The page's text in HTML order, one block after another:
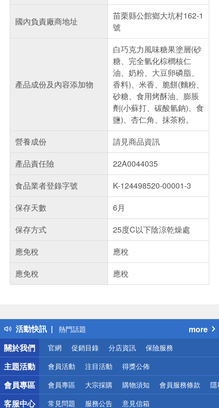
國內負責廠商地址
苗栗縣公館鄉大坑村162-1
號
產品成份及內容添加物
白巧克力風味糖果塗層(砂
糖、完全氫化棕櫚核仁
油、奶粉、大豆卵磷脂、
香料)、米香、脆餅(麵粉、
砂糖、食用烤酥油、膨脹
劑(小蘇打、碳酸氫鈉)、食
鹽)、杏仁角、抹茶粉。
營養成份
請見商品資訊
產品責任險
22A0044035
食品業者登錄字號
K-124498520-00001-3
保存天數
6月
保存方式
25度C以下陰涼乾燥處
應免稅
應稅
應免稅
應稅
活動快訊
得獎公告
熱門話題
銀行優惠
偏遠地區配送
詐騙網頁！請小心！
more
關於我們
官網 促銷目錄 分店資訊 保險服務
主題活動 會員活動 注目活動 得獎公佈
會員專區 會員專區 大宗採購 購物須知 會員服務條款 隱
客服中心 常見問題 服務公告 意見信箱